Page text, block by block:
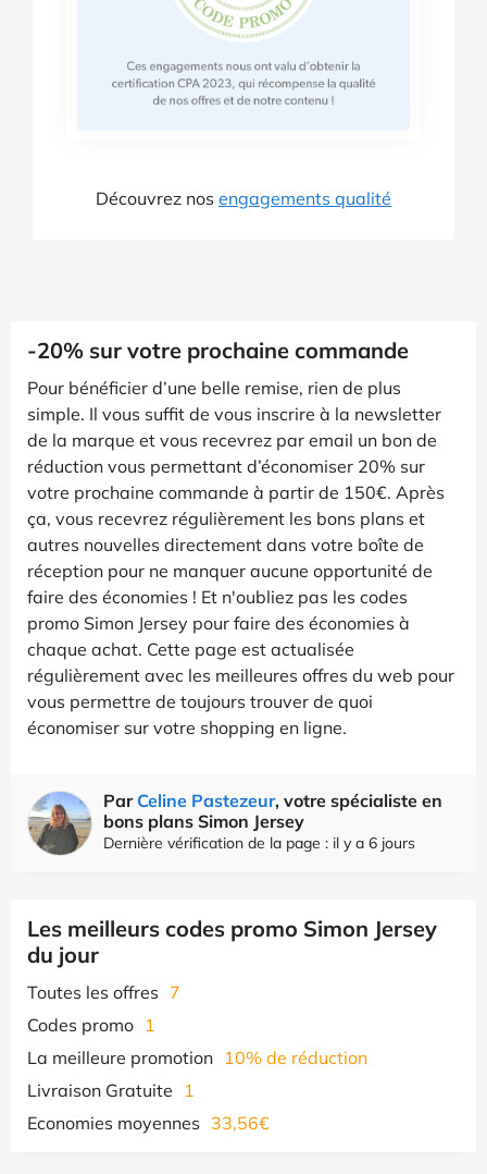
Découvrez nos engagements qualité
-20% sur votre prochaine commande
Pour bénéficier d’une belle remise, rien de plus
simple. Il vous suffit de vous inscrire à la newsletter
de la marque et vous recevrez par email un bon de
réduction vous permettant d’économiser 20% sur
votre prochaine commande à partir de 150€. Après
ça, vous recevrez régulièrement les bons plans et
autres nouvelles directement dans votre boîte de
réception pour ne manquer aucune opportunité de
faire des économies ! Et n'oubliez pas les codes
promo Simon Jersey pour faire des économies à
chaque achat. Cette page est actualisée
régulièrement avec les meilleures offres du web pour
vous permettre de toujours trouver de quoi
économiser sur votre shopping en ligne.
Par Celine Pastezeur, votre spécialiste en
bons plans Simon Jersey
Dernière vérification de la page : il y a 6 jours
Les meilleurs codes promo Simon Jersey
du jour
Toutes les offres 7
Codes promo 1
La meilleure promotion 10% de réduction
Livraison Gratuite
1
Economies moyennes 33,56€